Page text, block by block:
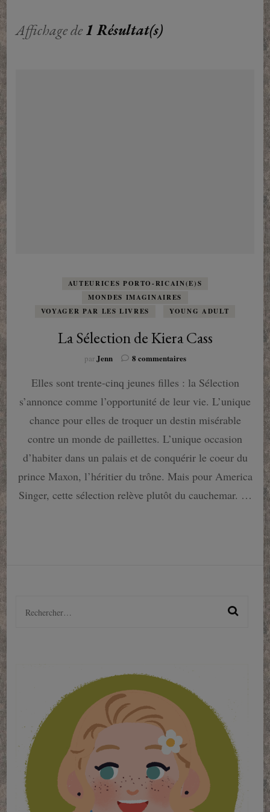
Affichage de1 Résultat(s)
AUTEURICES PORTO-RICAIN(E)S
MONDES IMAGINAIRES
VOYAGER PAR LES LIVRES
YOUNG ADULT
La Sélection de Kiera Cass
par Jenn 8 commentairessur
Sélection
Kiera
Cass
Elles sont trente-cinq jeunes filles : la Sélection
s’annonce comme l’opportunité de leur vie. L’unique
chance pour elles de troquer un destin misérable
contre un monde de paillettes. L’unique occasion
d’habiter dans un palais et de conquérir le coeur du
prince Maxon, l’héritier du trône. Mais pour America
Singer, cette sélection relève plutôt du cauchemar. …
Rechercher :